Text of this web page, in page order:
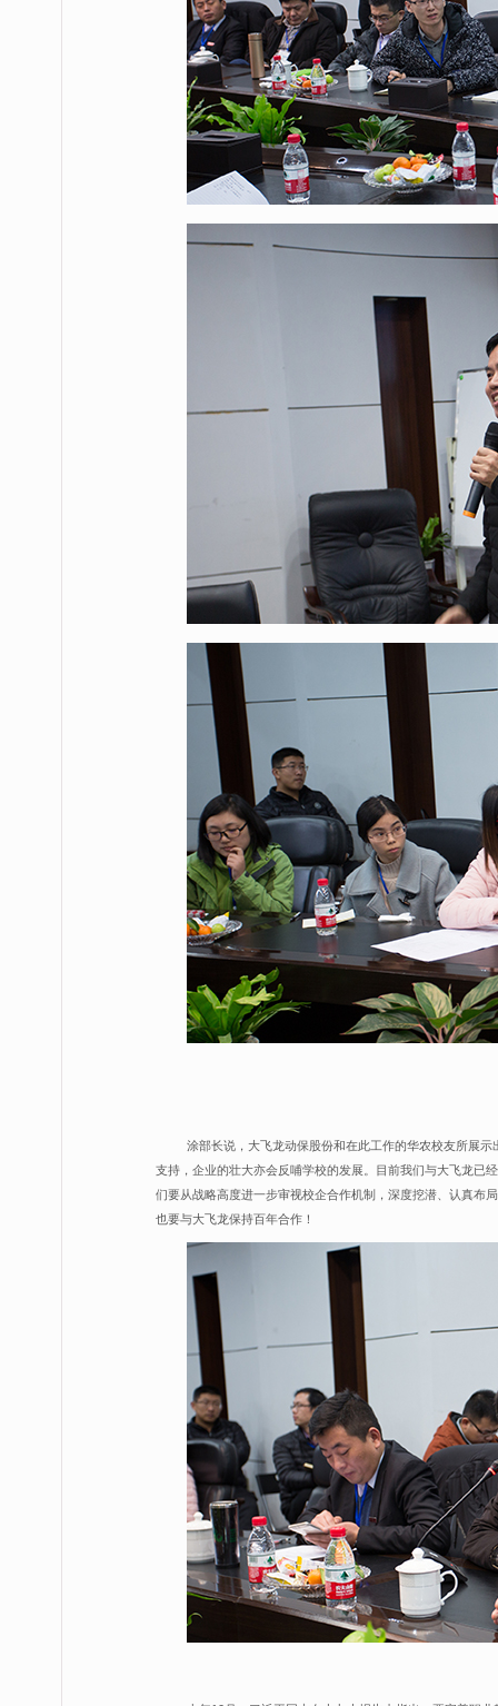
涂部长说，大飞龙动保股份和在此工作的华农校友所展
支持，企业的壮大亦会反哺学校的发展。目前我们与大飞龙已
们要从战略高度进一步审视校企合作机制，深度挖潜、认真布
也要与大飞龙保持百年合作！